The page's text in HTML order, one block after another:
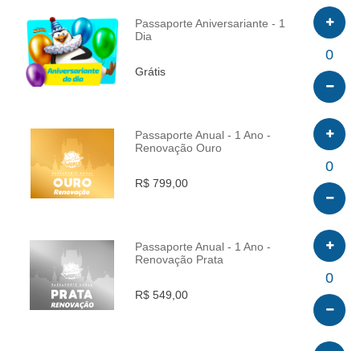
INFO
Passaporte Aniversariante - 1
Dia
Grátis
0
INFO
Passaporte Anual - 1 Ano -
Renovação Ouro
R$ 799,00
0
INFO
Passaporte Anual - 1 Ano -
Renovação Prata
R$ 549,00
0